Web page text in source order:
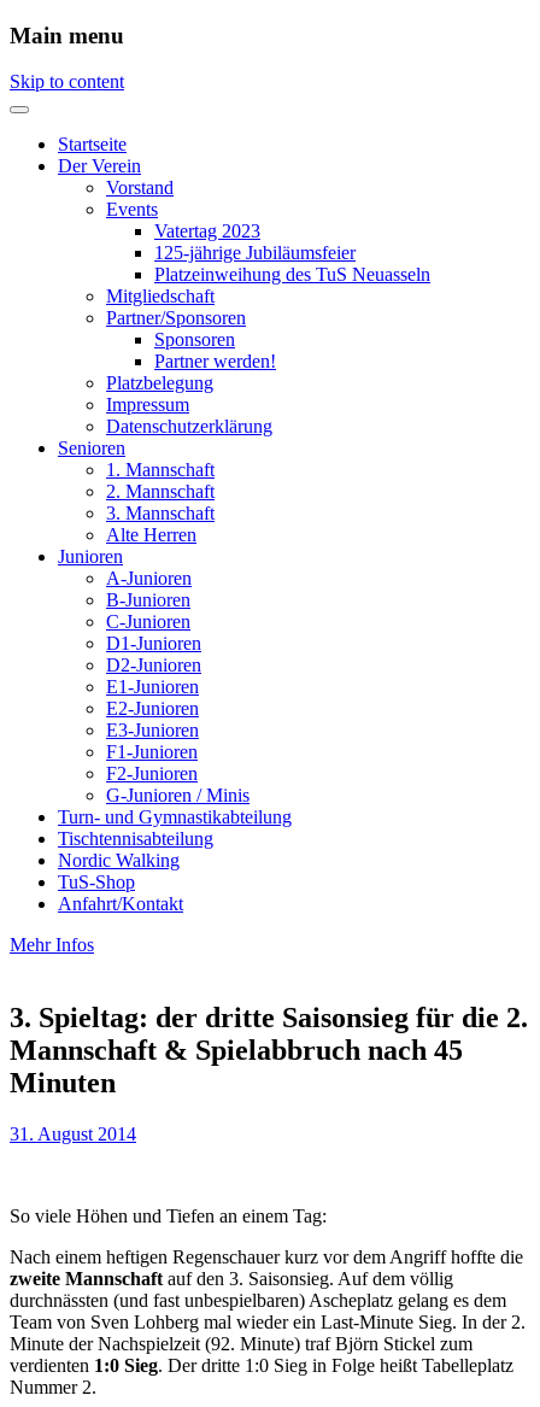
Main menu
Skip to content
Startseite
Der Verein
Vorstand
Events
Vatertag 2023
125-jährige Jubiläumsfeier
Platzeinweihung des TuS Neuasseln
Mitgliedschaft
Partner/Sponsoren
Sponsoren
Partner werden!
Platzbelegung
Impressum
Datenschutzerklärung
Senioren
1. Mannschaft
2. Mannschaft
3. Mannschaft
Alte Herren
Junioren
A-Junioren
B-Junioren
C-Junioren
D1-Junioren
D2-Junioren
E1-Junioren
E2-Junioren
E3-Junioren
F1-Junioren
F2-Junioren
G-Junioren / Minis
Turn- und Gymnastikabteilung
Tischtennisabteilung
Nordic Walking
TuS-Shop
Anfahrt/Kontakt
Mehr Infos
3. Spieltag: der dritte Saisonsieg für die 2.
Mannschaft & Spielabbruch nach 45
Minuten
31. August 2014
So viele Höhen und Tiefen an einem Tag:
Nach einem heftigen Regenschauer kurz vor dem Angriff hoffte die
zweite Mannschaft auf den 3. Saisonsieg. Auf dem völlig
durchnässten (und fast unbespielbaren) Ascheplatz gelang es dem
Team von Sven Lohberg mal wieder ein Last-Minute Sieg. In der 2.
Minute der Nachspielzeit (92. Minute) traf Björn Stickel zum
verdienten 1:0 Sieg. Der dritte 1:0 Sieg in Folge heißt Tabelleplatz
Nummer 2.